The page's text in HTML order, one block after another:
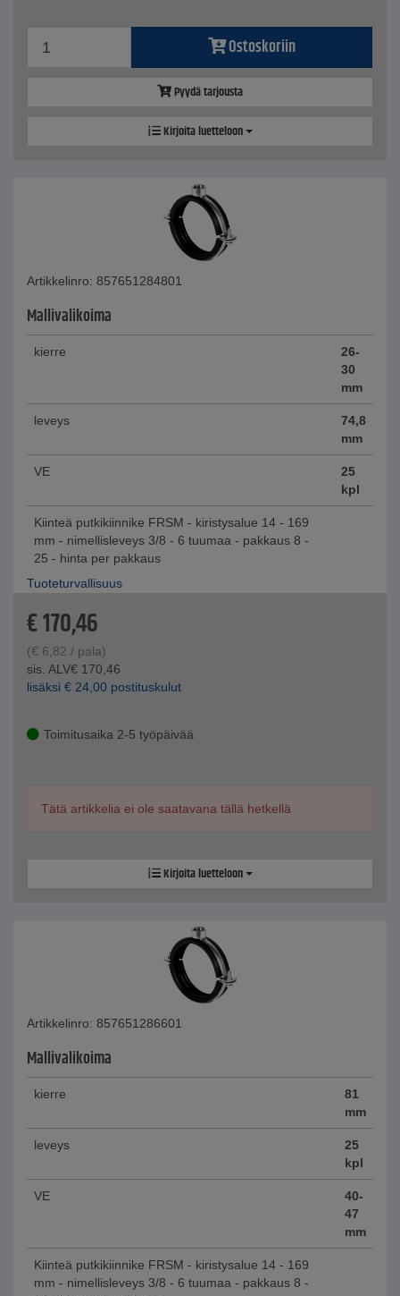
Ostoskoriin
Pyydä tarjousta
Kirjoita luetteloon
Artikkelinro: 857651284801
Mallivalikoima
kierre
26-
30
mm
leveys
74,8
mm
VE
25
kpl
Kiinteä putkikiinnike FRSM - kiristysalue 14 - 169
mm - nimellisleveys 3/8 - 6 tuumaa - pakkaus 8 -
25 - hinta per pakkaus
Tuoteturvallisuus
€170,46
(€ 6,82 / pala)
sis. ALV€ 170,46
lisäksi € 24,00 postituskulut
Toimitusaika 2-5 työpäivää
Tätä artikkelia ei ole saatavana tällä hetkellä
Kirjoita luetteloon
Artikkelinro: 857651286601
Mallivalikoima
kierre
81
mm
leveys
25
kpl
VE
40-
47
mm
Kiinteä putkikiinnike FRSM - kiristysalue 14 - 169
mm - nimellisleveys 3/8 - 6 tuumaa - pakkaus 8 -